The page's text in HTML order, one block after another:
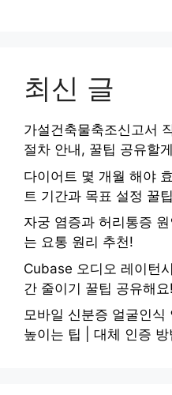
최신 글
가설건축물축조신고서
절차 안내, 꿀팁 공유할
다이어트 몇 개월 해야
트 기간과 목표 설정 꿀
자궁 염증과 허리통증
는 요통 원리 추천!
Cubase 오디오 레이턴
간 줄이기 꿀팁 공유해요!
모바일 신분증 얼굴인
높이는 팁 | 대체 인증